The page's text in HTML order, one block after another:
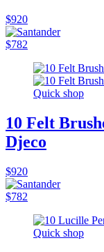
$920
$782
Quick shop
10 Felt
Djeco
$920
$782
Quick shop